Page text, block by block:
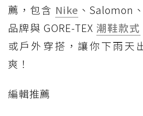
薦，包含 Nike 、Salomon
品牌與 GORE-TEX 潮鞋款式
或戶外穿搭，讓你下雨天
爽！
編輯推薦